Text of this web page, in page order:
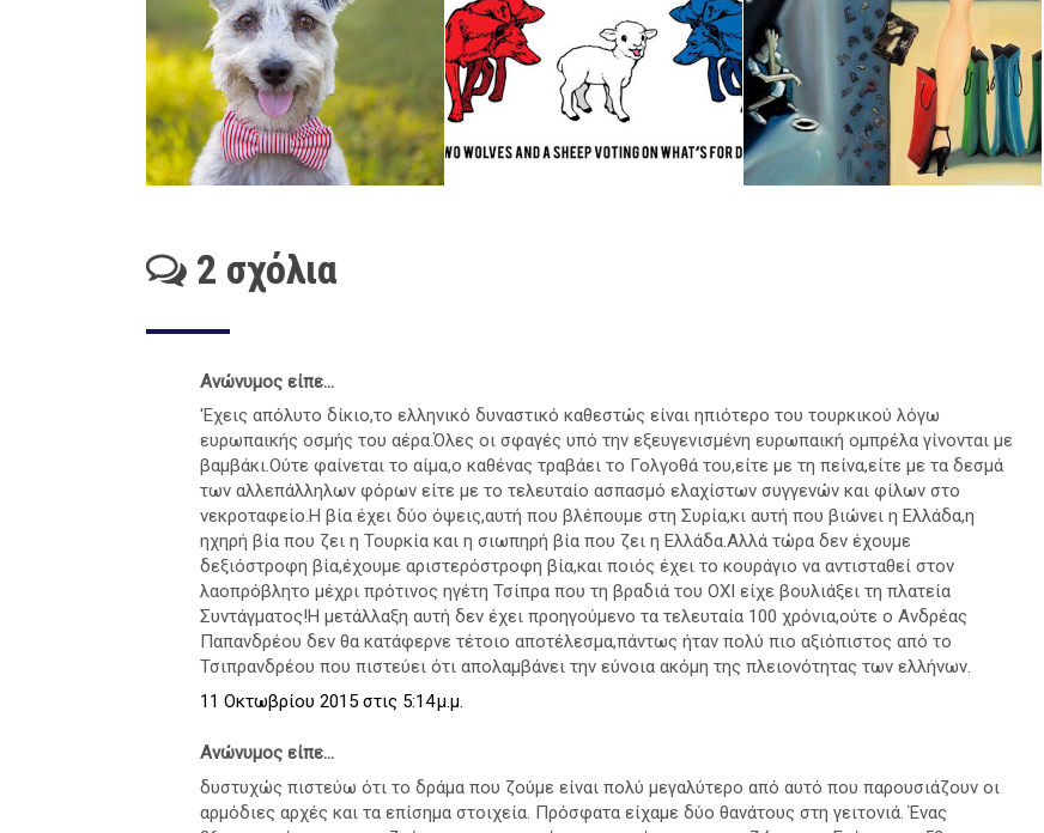
2 σχόλια
Ανώνυμος είπε...
'Εχεις απόλυτο δίκιο,το ελληνικό δυναστικό καθεστώς είναι ηπιότερο του τουρκικού λόγω
ευρωπαικής οσμής του αέρα.Όλες οι σφαγές υπό την εξευγενισμένη ευρωπαική ομπρέλα γίνονται με
βαμβάκι.Ούτε φαίνεται το αίμα,ο καθένας τραβάει το Γολγοθά του,είτε με τη πείνα,είτε με τα δεσμά
των αλλεπάλληλων φόρων είτε με το τελευταίο ασπασμό ελαχίστων συγγενών και φίλων στο
νεκροταφείο.Η βία έχει δύο όψεις,αυτή που βλέπουμε στη Συρία,κι αυτή που βιώνει η Ελλάδα,η
ηχηρή βία που ζει η Τουρκία και η σιωπηρή βία που ζει η Ελλάδα.Αλλά τώρα δεν έχουμε
δεξιόστροφη βία,έχουμε αριστερόστροφη βία,και ποιός έχει το κουράγιο να αντισταθεί στον
λαοπρόβλητο μέχρι πρότινος ηγέτη Τσίπρα που τη βραδιά του ΟΧΙ είχε βουλιάξει τη πλατεία
Συντάγματος!Η μετάλλαξη αυτή δεν έχει προηγούμενο τα τελευταία 100 χρόνια,ούτε ο Ανδρέας
Παπανδρέου δεν θα κατάφερνε τέτοιο αποτέλεσμα,πάντως ήταν πολύ πιο αξιόπιστος από το
Τσιπρανδρέου που πιστεύει ότι απολαμβάνει την εύνοια ακόμη της πλειονότητας των ελλήνων.
11 Οκτωβρίου 2015 στις 5:14 μ.μ.
Ανώνυμος είπε...
δυστυχώς πιστεύω ότι το δράμα που ζούμε είναι πολύ μεγαλύτερο από αυτό που παρουσιάζουν οι
αρμόδιες αρχές και τα επίσημα στοιχεία. Πρόσφατα είχαμε δύο θανάτους στη γειτονιά. Ένας